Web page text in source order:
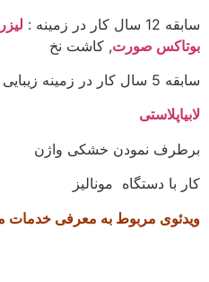
سابقه 12 سال کار در زمینه :
بوتاکس صورت, کاشت نخ
سابقه 5 سال کار در زمینه زیبایی های زنان :
لابیاپلاستی
برطرف نمودن خشکی واژن
کار با دستگاه مونالیز
ویدئوی مربوط به معرفی خدمات